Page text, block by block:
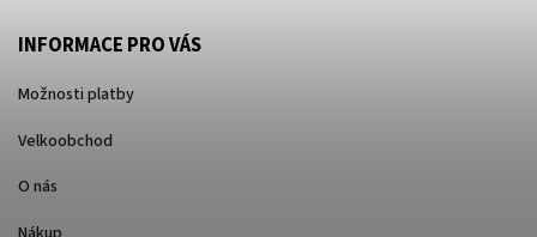
INFORMACE PRO VÁS
Možnosti platby
Velkoobchod
O nás